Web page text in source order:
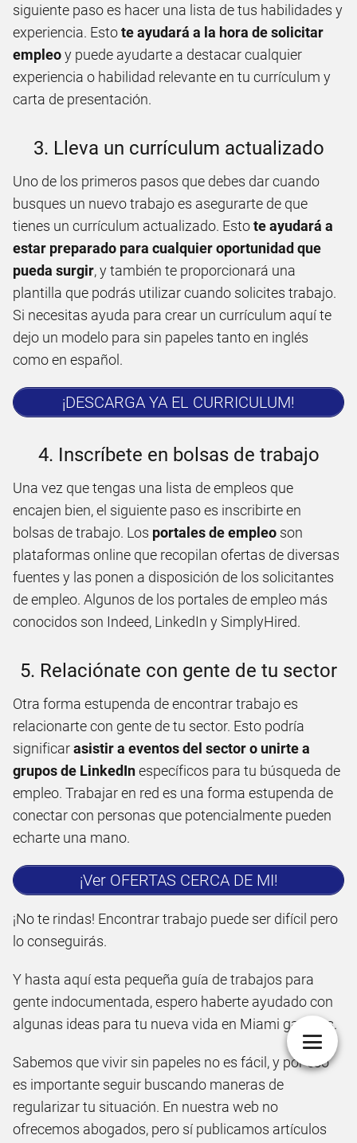
siguiente paso es hacer una lista de tus habilidades y
experiencia. Estote ayudará a la hora de solicitar
empleoy puede ayudarte a destacar cualquier
experiencia o habilidad relevante en tu currículum y
carta de presentación.
3. Lleva un currículum actualizado
Uno de los primeros pasos que debes dar cuando
busques un nuevo trabajo es asegurarte de que
tienes un currículum actualizado. Estote ayudará a
estar preparado para cualquier oportunidad que
pueda surgir, y también te proporcionará una
plantilla que podrás utilizar cuando solicites trabajo.
Si necesitas ayuda para crear un currículum aquí te
dejo un modelo para sin papeles tanto en inglés
como en español.
¡DESCARGA YA EL CURRICULUM!
4. Inscríbete en bolsas de trabajo
Una vez que tengas una lista de empleos que
encajen bien, el siguiente paso es inscribirte en
bolsas de trabajo. Los portales de empleo son
plataformas online que recopilan ofertas de diversas
fuentes y las ponen a disposición de los solicitantes
de empleo. Algunos de los portales de empleo más
conocidos son Indeed, LinkedIn y SimplyHired.
5. Relaciónate con gente de tu sector
Otra forma estupenda de encontrar trabajo es
relacionarte con gente de tu sector. Esto podría
significarasistir a eventos del sector o unirte a
grupos de LinkedInespecíficos para tu búsqueda de
empleo. Trabajar en red es una forma estupenda de
conectar con personas que potencialmente pueden
echarte una mano.
¡Ver OFERTAS CERCA DE MI!
¡No te rindas! Encontrar trabajo puede ser difícil pero
lo conseguirás.
Y hasta aquí esta pequeña guía de trabajos para
gente indocumentada, espero haberte ayudado con
algunas ideas para tu nueva vida en Miami gardens.
Sabemos que vivir sin papeles no es fácil, y por eso
es importante seguir buscando maneras de
regularizar tu situación. En nuestra web no
ofrecemos abogados, pero sí publicamos artículos